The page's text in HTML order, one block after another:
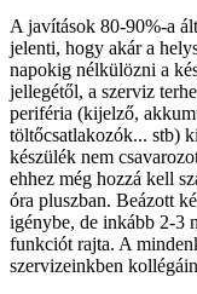
A javítások 80-90%-a
jelenti, hogy akár a
napokig nélkülözni a
jellegétől, a szerviz
periféria (kijelző,
töltőcsatlakozók... stb)
készülék nem
ehhez még hozzá kell
óra pluszban. Beázott
igénybe, de inkább 2-3
funkciót rajta. A
szervizeinkben